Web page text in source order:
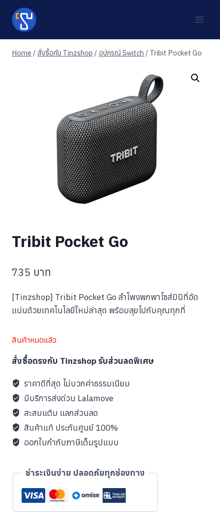
content
Home / สั่งซื้อกับ Tinzshop / อุปกรณ์ Switch / Tribit Pocket Go
Tribit Pocket Go
735 บาท
[Tinzshop] Tribit Pocket Go ลำโพงพกพาไซส์มินิที่อัด
แน่นด้วยเทคโนโลยีใหม่ล่าสุด พร้อมลุยไปกับคุณทุกที่
สินค้าหมดแล้ว
สั่งซื้อตรงกับ Tinzshop รับส่วนลดพิเศษ
ราคาดีที่สุด ไม่บวกค่าธรรมเนียม
มีบริการส่งด่วน Lalamove
สะสมแต้ม แลกส่วนลด
สินค้าแท้ ประกันศูนย์ 100%
ออกใบกำกับภาษีเต็มรูปแบบ
ชำระเงินง่าย ปลอดภัยทุกช่องทาง